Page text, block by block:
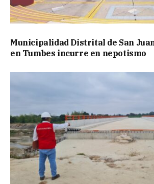
Municipalidad Distrital de San
en Tumbes incurre en nepotismo